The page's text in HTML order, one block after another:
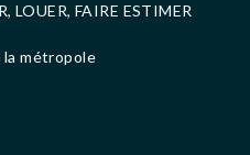
LOUER, FAIRE ESTIMER
la métropole